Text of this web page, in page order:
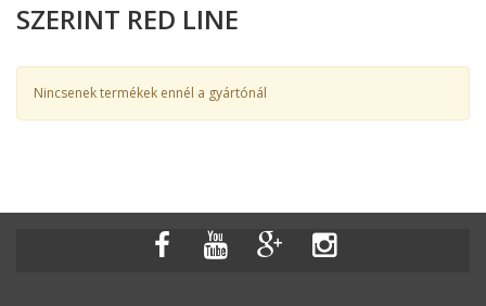
SZERINT RED LINE
Nincsenek termékek ennél a gyártónál